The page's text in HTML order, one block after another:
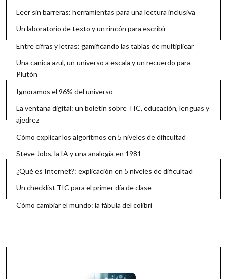
Leer sin barreras: herramientas para una lectura inclusiva
Un laboratorio de texto y un rincón para escribir
Entre cifras y letras: gamificando las tablas de multiplicar
Una canica azul, un universo a escala y un recuerdo para
Plutón
Ignoramos el 96% del universo
La ventana digital: un boletín sobre TIC, educación, lenguas y
ajedrez
Cómo explicar los algoritmos en 5 niveles de dificultad
Steve Jobs, la IA y una analogía en 1981
¿Qué es Internet?: explicación en 5 niveles de dificultad
Un checklist TIC para el primer día de clase
Cómo cambiar el mundo: la fábula del colibrí